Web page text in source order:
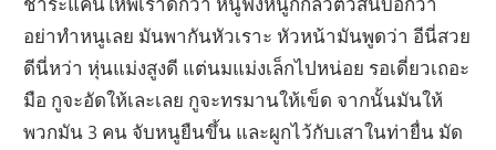
อย่าทำหนูเลย มันพากันหัวเราะ หัวหน้ามันพูดว่า อีนี่สวย
ดีนี่หว่า หุ่นแม่งสูงดี แต่นมแม่งเล็กไปหน่อย รอเดี่ยวเถอะ
มือ กูจะอัดให้เละเลย กูจะทรมานให้เข็ด จากนั้นมันให้
พวกมัน 3 คน จับหนูยืนขึ้น และผูกไว้กับเสาในท่ายื่น มัด